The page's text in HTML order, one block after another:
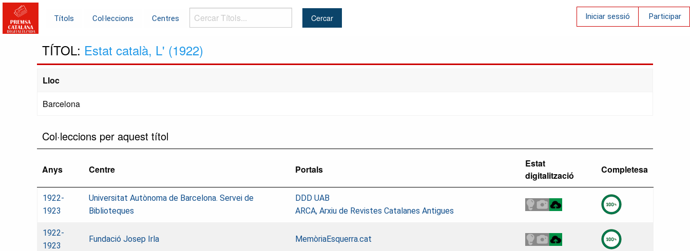
Títols Col·leccions Centres
Cercar
Títols...
Iniciar sessió Participar
TÍTOL: Estat català, L' (1922)
Lloc
Barcelona
Col·leccions per aquest títol
Anys Centre Portals
Estat
digitalització
Completesa
1922-
1923
Universitat Autònoma de Barcelona. Servei de
Biblioteques
DDD UAB
ARCA, Arxiu de Revistes Catalanes Antigues
1922-
1923
Fundació Josep Irla MemòriaEsquerra.cat